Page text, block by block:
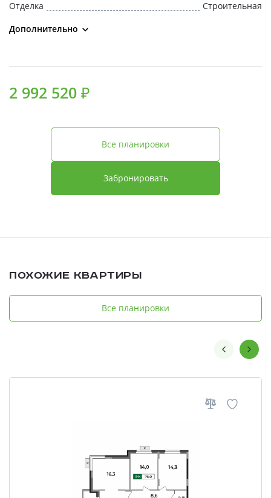
Отделка
Строительная
Дополнительно
2 992 520 ₽
Забронировать
Все планировки
Похожие квартиры
Все планировки